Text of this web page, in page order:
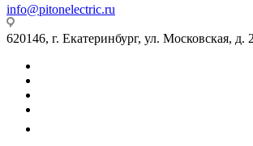
info@pitonelectric.ru
620146, г. Екатеринбург, ул. Московская, д.